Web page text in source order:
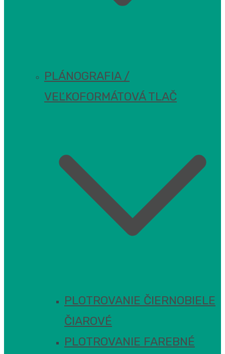
PLÁNOGRAFIA /
VEĽKOFORMÁTOVÁ TLAČ
PLOTROVANIE ČIERNOBIELE
ČIAROVÉ
PLOTROVANIE FAREBNÉ